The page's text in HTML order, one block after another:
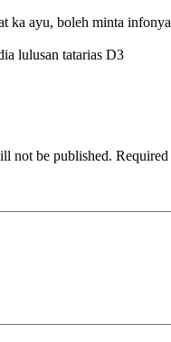
ka ayu, boleh minta
lulusan tatarias D3
not be published.